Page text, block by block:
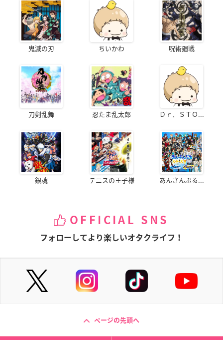
鬼滅の刃 ちいかわ 呪術廻戦
刀剣乱舞 忍たま乱太郎 Ｄｒ．ＳＴＯ...
銀魂 テニスの王子様 あんさんぶる...
OFFICIAL SNS
フォローしてより楽しいオタクライフ！
ページの先頭へ